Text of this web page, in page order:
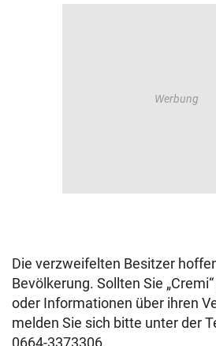
Die verzweifelten Besitzer
Bevölkerung. Sollten Sie
oder Informationen über ihren
melden Sie sich bitte unter der
0664-3373306.